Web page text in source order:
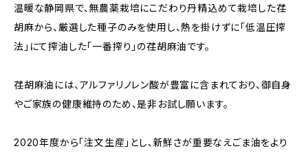
温暖な静岡県で、無農薬栽培にこだわり丹精込めて栽培した荏
胡麻から、厳選した種子のみを使用し、熱を掛けずに「低温圧搾
法」にて搾油した「一番搾り」の荏胡麻油です。
荏胡麻油には、アルファリノレン酸が豊富に含まれており、御自身
やご家族の健康維持のため、是非お試し願います。
2020年度から「注文生産」とし、新鮮さが重要なえごま油をより